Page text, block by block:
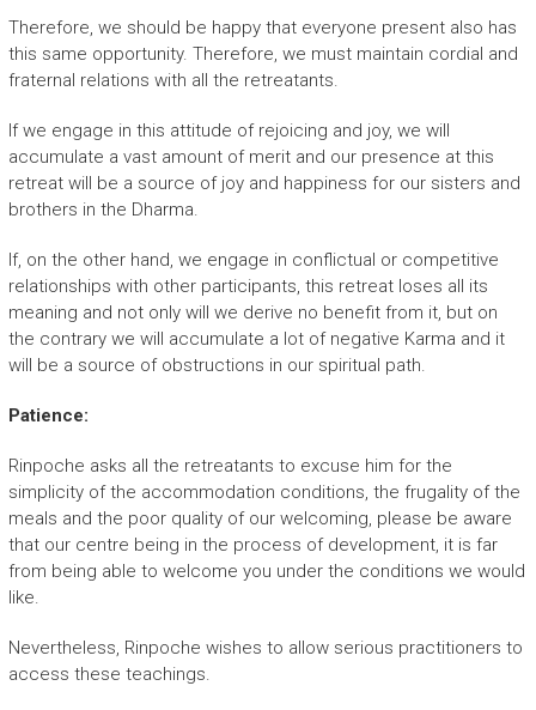
Therefore, we should be happy that everyone present also has
this same opportunity. Therefore, we must maintain cordial and
fraternal relations with all the retreatants.
If we engage in this attitude of rejoicing and joy, we will
accumulate a vast amount of merit and our presence at this
retreat will be a source of joy and happiness for our sisters and
brothers in the Dharma.
If, on the other hand, we engage in conflictual or competitive
relationships with other participants, this retreat loses all its
meaning and not only will we derive no benefit from it, but on
the contrary we will accumulate a lot of negative Karma and it
will be a source of obstructions in our spiritual path.
Patience:
Rinpoche asks all the retreatants to excuse him for the
simplicity of the accommodation conditions, the frugality of the
meals and the poor quality of our welcoming, please be aware
that our centre being in the process of development, it is far
from being able to welcome you under the conditions we would
like.
Nevertheless, Rinpoche wishes to allow serious practitioners to
access these teachings.